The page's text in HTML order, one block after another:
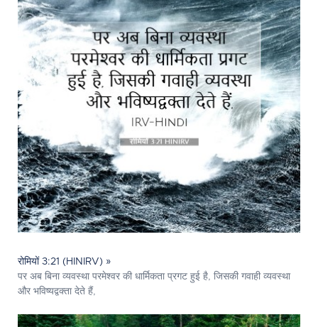
रोमियों 3:21 (HINIRV) »
पर अब बिना व्यवस्था परमेश्‍वर की धार्मिकता प्रगट हुई है, जिसकी गवाही व्यवस्था
और भविष्यद्वक्ता देते हैं,